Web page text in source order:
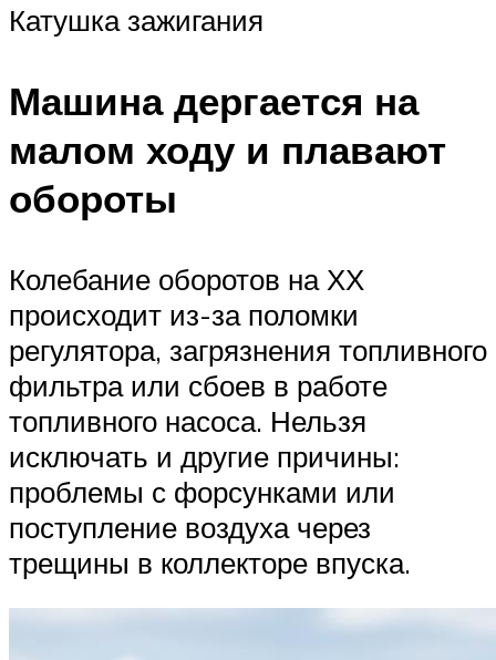
Катушка зажигания
Машина дергается на
малом ходу и плавают
обороты
Колебание оборотов на ХХ
происходит из-за поломки
регулятора, загрязнения топливного
фильтра или сбоев в работе
топливного насоса. Нельзя
исключать и другие причины:
проблемы с форсунками или
поступление воздуха через
трещины в коллекторе впуска.